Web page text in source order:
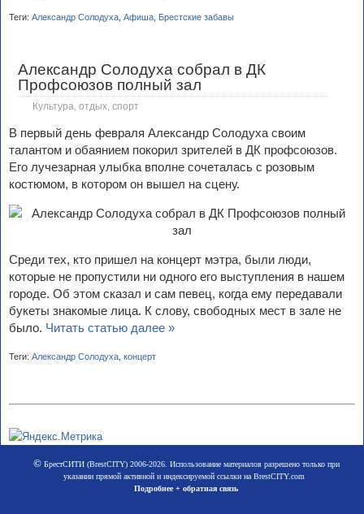
Теги: Александр Солодуха Афиша Брестские забавы
Александр Солодуха собрал в ДК
Профсоюзов полный зал
Культура, отдых, спорт
В первый день февраля Александр Солодуха своим
талантом и обаянием покорил зрителей в ДК профсоюзов.
Его лучезарная улыбка вполне сочеталась с розовым
костюмом, в котором он вышел на сцену.
Среди тех, кто пришел на концерт мэтра, были люди,
которые не пропустили ни одного его выступления в нашем
городе. Об этом сказал и сам певец, когда ему передавали
букеты знакомые лица. К слову, свободных мест в зале не
было. Читать статью далее »
Теги: Александр Солодуха концерт
©БрестСИТИ (BrestCITY) 2006-2026. Использование материалов разрешено только при
указании прямой активной и индексируемой ссылки на BrestCITY.com
Подробнее + обратная связь